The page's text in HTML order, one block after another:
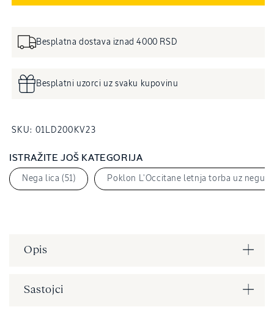
Besplatna dostava iznad 4000 RSD
Besplatni uzorci uz svaku kupovinu
SKU: SKU:
01LD200KV23
ISTRAŽITE JOŠ KATEGORIJA
Nega lica (51) Poklon L'Occitane letnja torba uz negu
Opis
Sastojci